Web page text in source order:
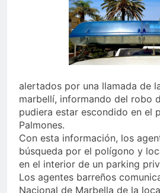
alertados por una llamada de
marbellí, informando del robo
pudiera estar escondido en el
Palmones.
Con esta información, los
búsqueda por el polígono y
en el interior de un parking
Los agentes barreños
Nacional de Marbella de la